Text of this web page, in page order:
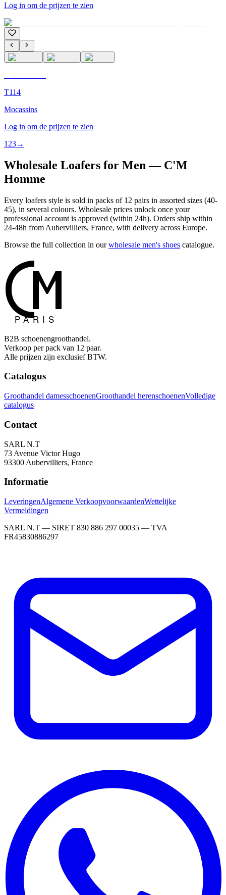
Log in om de prijzen te zien
T114
Mocassins
Log in om de prijzen te zien
1 23→
Wholesale Loafers for Men — C'M
Homme
Every loafers style is sold in packs of 12 pairs in assorted sizes (40-
45), in several colours. Wholesale prices unlock once your
professional account is approved (within 24h). Orders ship within
24-48h from Aubervilliers, France, with delivery across Europe.
Browse the full collection in our wholesale men's shoes catalogue.
B2B schoenengroothandel.
Verkoop per pack van 12 paar.
Alle prijzen zijn exclusief BTW.
Catalogus
Groothandel damesschoenenGroothandel herenschoenenVolledige
catalogus
Contact
SARL N.T
73 Avenue Victor Hugo
93300 Aubervilliers, France
Informatie
LeveringenAlgemene VerkoopvoorwaardenWettelijke
Vermeldingen
SARL N.T — SIRET 830 886 297 00035 — TVA
FR45830886297